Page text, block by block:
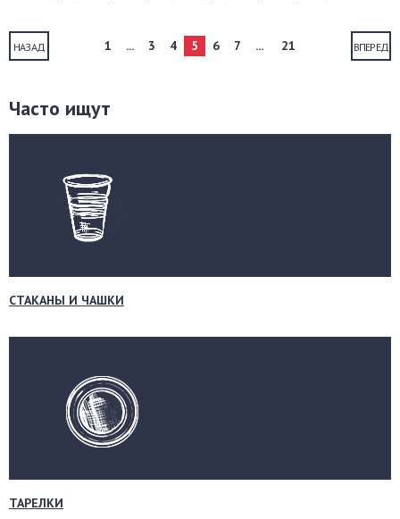
НАЗАД ВПЕРЕД
1 ... 3 4 5 6 7 ... 21
Часто ищут
СТАКАНЫ И ЧАШКИ
ТАРЕЛКИ